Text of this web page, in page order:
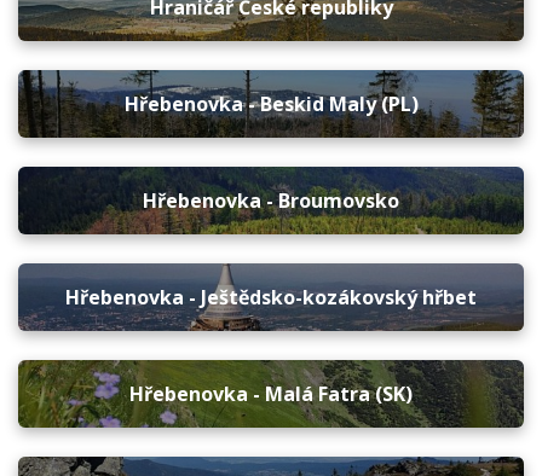
Hraničář České republiky
Hřebenovka - Beskid Maly (PL)
Hřebenovka - Broumovsko
Hřebenovka - Ještědsko-kozákovský hřbet
Hřebenovka - Malá Fatra (SK)